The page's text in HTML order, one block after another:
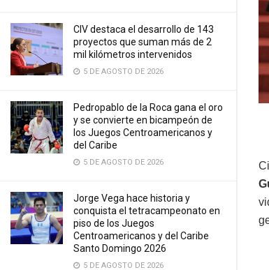
CIV destaca el desarrollo de 143
proyectos que suman más de 2
mil kilómetros intervenidos
5 DE AGOSTO DE 2026
Pedropablo de la Roca gana el oro
y se convierte en bicampeón de
los Juegos Centroamericanos y
del Caribe
5 DE AGOSTO DE 2026
Jorge Vega hace historia y
conquista el tetracampeonato en
piso de los Juegos
Centroamericanos y del Caribe
Santo Domingo 2026
5 DE AGOSTO DE 2026